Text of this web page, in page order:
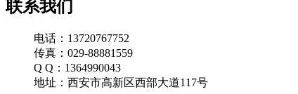
联系我们
电话：13720767752
传真：029-88881559
Q Q：1364990043
地址：西安市高新区西部大道117号